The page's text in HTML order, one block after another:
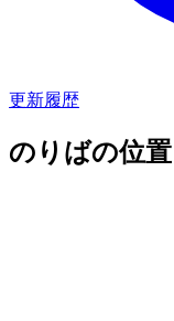
更新履歴
のりばの位置